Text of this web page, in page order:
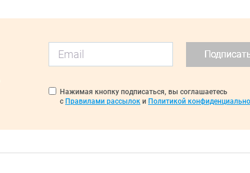
Нажимая кнопку подписаться, вы соглашаетесь
с Правилами рассылок и Политикой